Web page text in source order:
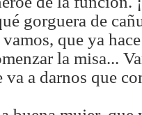
gorguera de
que ya
la misa...
va a darnos que